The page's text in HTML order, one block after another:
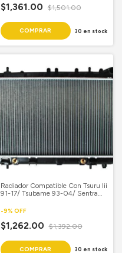
$1,361.00 $1,501.00
30 en stock
Radiador Compatible Con Tsuru Iii
91-17/ Tsubame 93-04/ Sentra
25 1/2 Aluminio Soldado Samui
-9% OFF
$1,262.00 $1,392.00
30 en stock